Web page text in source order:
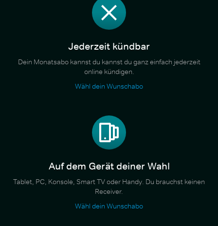
Jederzeit kündbar
Dein Monatsabo kannst du kannst du ganz einfach jederzeit
online kündigen.
Wähl dein Wunschabo
Auf dem Gerät deiner Wahl
Tablet, PC, Konsole, Smart TV oder Handy. Du brauchst keinen
Receiver.
Wähl dein Wunschabo